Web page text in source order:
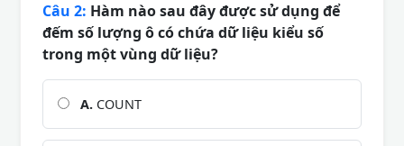
Câu 2: Hàm nào sau đây được sử dụng để
đếm số lượng ô có chứa dữ liệu kiểu số
trong một vùng dữ liệu?
A. COUNT